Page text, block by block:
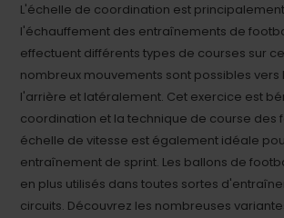
L'échelle de coordination est
l'échauffement des entraînements de
effectuent différents types de courses sur
nombreux mouvements sont possibles vers
l'arrière et latéralement. Cet exercice est
coordination et la technique de course des
échelle de vitesse est également idéale
entraînement de sprint. Les ballons de
en plus utilisés dans toutes sortes
circuits. Découvrez les nombreuses